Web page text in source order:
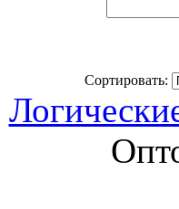
Сортировать: